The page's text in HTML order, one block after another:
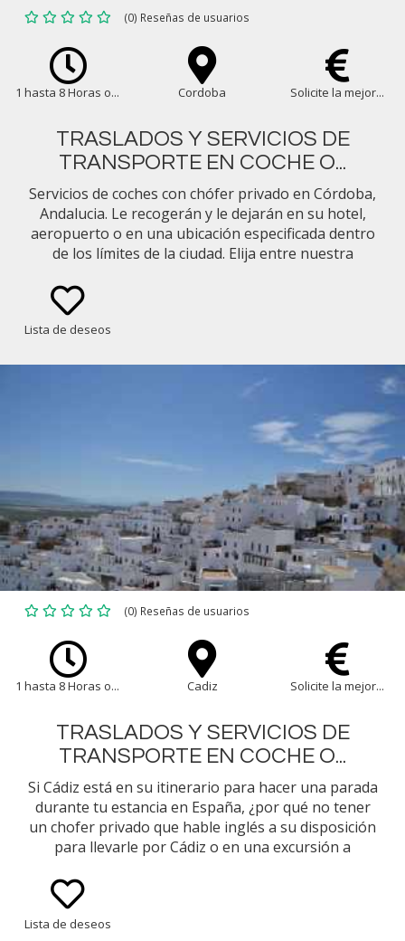
(0) Reseñas de usuarios
1 hasta 8 Horas o... Cordoba Solicite la mejor...
TRASLADOS Y SERVICIOS DE
TRANSPORTE EN COCHE O...
Servicios de coches con chófer privado en Córdoba,
Andalucia. Le recogerán y le dejarán en su hotel,
aeropuerto o en una ubicación especificada dentro
de los límites de la ciudad. Elija entre nuestra
Lista de deseos
(0) Reseñas de usuarios
1 hasta 8 Horas o... Cadiz Solicite la mejor...
TRASLADOS Y SERVICIOS DE
TRANSPORTE EN COCHE O...
Si Cádiz está en su itinerario para hacer una parada
durante tu estancia en España, ¿por qué no tener
un chofer privado que hable inglés a su disposición
para llevarle por Cádiz o en una excursión a
Lista de deseos